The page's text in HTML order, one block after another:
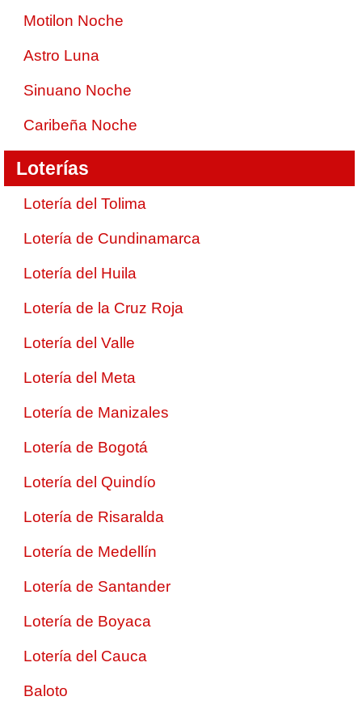
Motilon Noche
Astro Luna
Sinuano Noche
Caribeña Noche
Loterías
Lotería del Tolima
Lotería de Cundinamarca
Lotería del Huila
Lotería de la Cruz Roja
Lotería del Valle
Lotería del Meta
Lotería de Manizales
Lotería de Bogotá
Lotería del Quindío
Lotería de Risaralda
Lotería de Medellín
Lotería de Santander
Lotería de Boyaca
Lotería del Cauca
Baloto